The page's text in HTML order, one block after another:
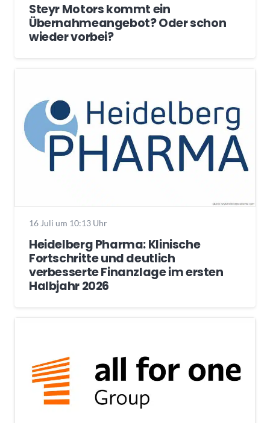
Steyr Motors kommt ein
Übernahmeangebot? Oder schon
wieder vorbei?
16 Juli um 10:13 Uhr
Heidelberg Pharma: Klinische
Fortschritte und deutlich
verbesserte Finanzlage im ersten
Halbjahr 2026